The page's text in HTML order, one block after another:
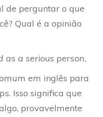
de perguntar o que
Qual é a opinião
as a serious person.
em inglês para
. Isso significa que
provavelmente